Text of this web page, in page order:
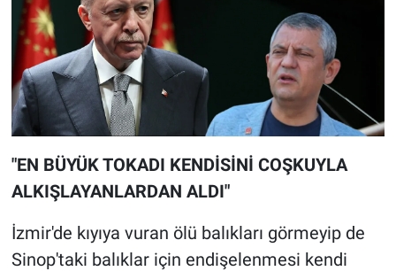
"EN BÜYÜK TOKADI KENDİSİNİ COŞKUYLA
ALKIŞLAYANLARDAN ALDI"
İzmir'de kıyıya vuran ölü balıkları görmeyip de
Sinop'taki balıklar için endişelenmesi kendi